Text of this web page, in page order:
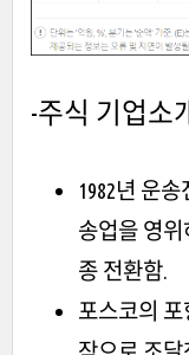
-주식 기업소
1982년 운
송업을 영위
종 전환함.
포스코의 포